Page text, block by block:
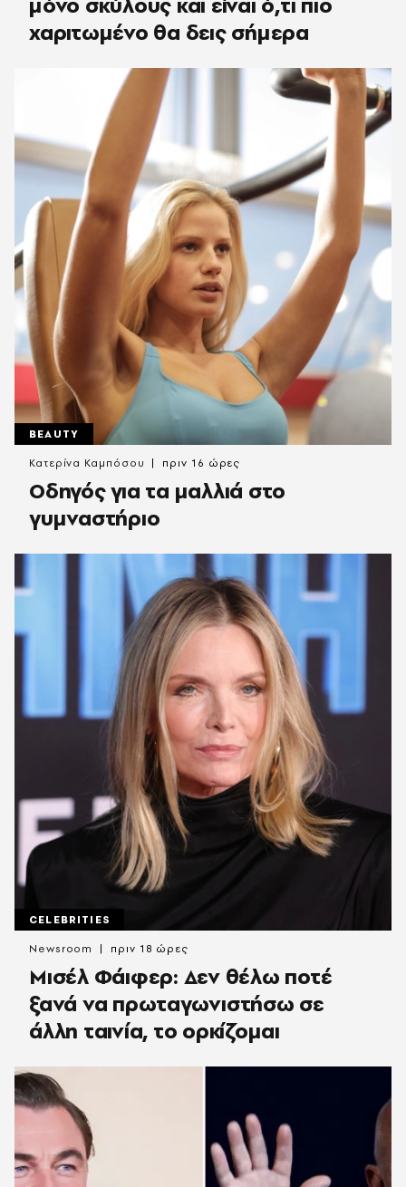
χαριτωμένο θα δεις σήμερα
BEAUTY
Οδηγός για τα μαλλιά στο
γυμναστήριο
Κατερίνα Καμπόσου πριν 16 ώρες
CELEBRITIES
Μισέλ Φάιφερ: Δεν θέλω ποτέ
ξανά να πρωταγωνιστήσω σε
άλλη ταινία, το ορκίζομαι
Newsroom πριν 18 ώρες